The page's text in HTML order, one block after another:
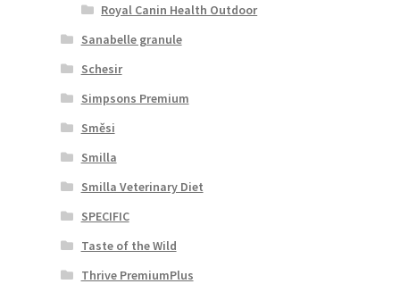
Royal Canin Health Outdoor
Sanabelle granule
Schesir
Simpsons Premium
Směsi
Smilla
Smilla Veterinary Diet
SPECIFIC
Taste of the Wild
Thrive PremiumPlus